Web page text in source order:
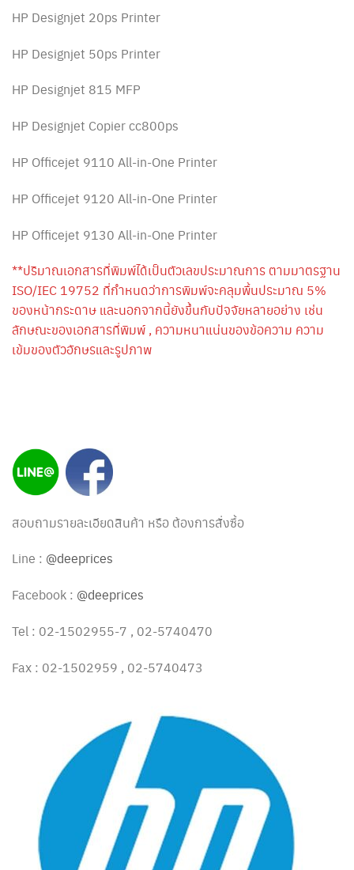
HP Designjet 20ps Printer
HP Designjet 50ps Printer
HP Designjet 815 MFP
HP Designjet Copier cc800ps
HP Officejet 9110 All-in-One Printer
HP Officejet 9120 All-in-One Printer
HP Officejet 9130 All-in-One Printer
**ปริมาณเอกสารที่พิมพ์ได้เป็นตัวเลขประมาณการ ตามมาตรฐาน
ISO/IEC 19752 ที่กำหนดว่าการพิมพ์จะคลุมพื้นประมาณ 5%
ของหน้ากระดาษ และนอกจากนี้ยังขึ้นกับปัจจัยหลายอย่าง เช่น
ลักษณะของเอกสารที่พิมพ์ , ความหนาแน่นของข้อความ ความ
เข้มของตัวอักษรและรูปภาพ
สอบถามรายละเอียดสินค้า หรือ ต้องการสั่งซื้อ
Line : @deeprices
Facebook : @deeprices
Tel : 02-1502955-7 , 02-5740470
Fax : 02-1502959 , 02-5740473